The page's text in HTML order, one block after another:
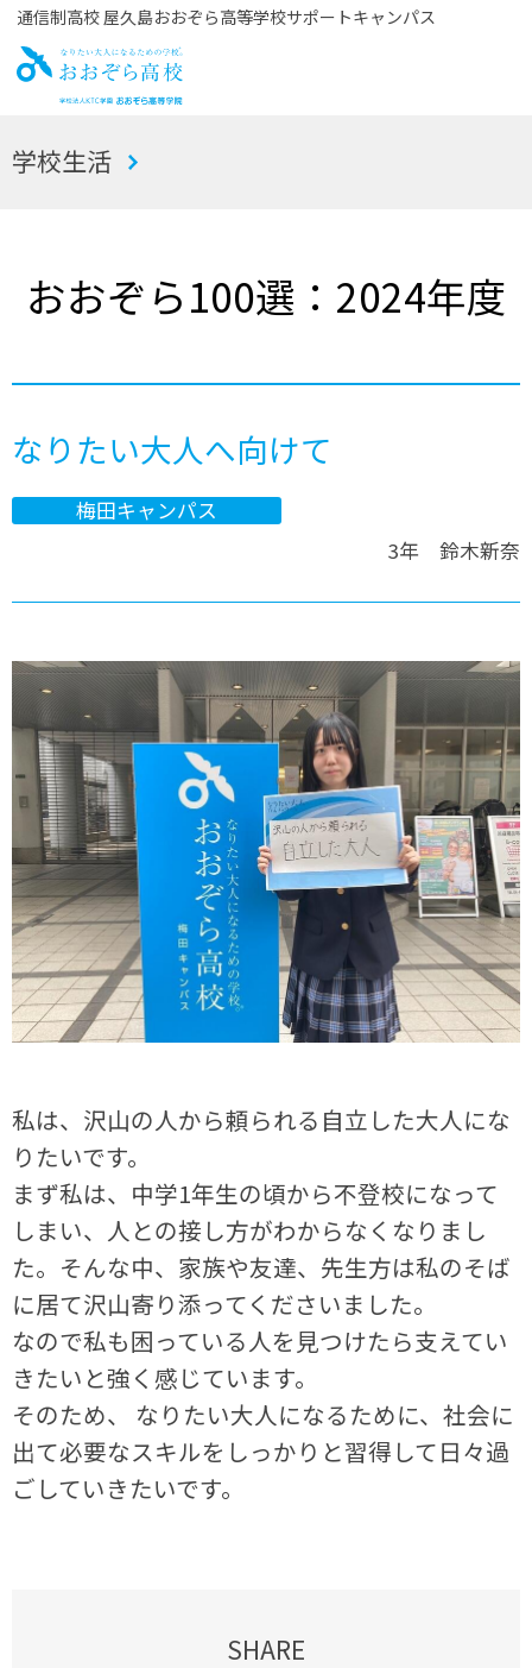
通信制高校 屋久島おおぞら高等学校サポートキャンパス
お
学校生活
おおぞら100選：2024年度
なりたい大人へ向けて
梅田キャンパス
3年 鈴木新奈
私は、沢山の人から頼られる自立した大人にな
りたいです。
まず私は、中学1年生の頃から不登校になって
しまい、人との接し方がわからなくなりまし
た。そんな中、家族や友達、先生方は私のそば
に居て沢山寄り添ってくださいました。
なので私も困っている人を見つけたら支えてい
きたいと強く感じています。
そのため、 なりたい大人になるために、社会に
出て必要なスキルをしっかりと習得して日々過
ごしていきたいです。
SHARE